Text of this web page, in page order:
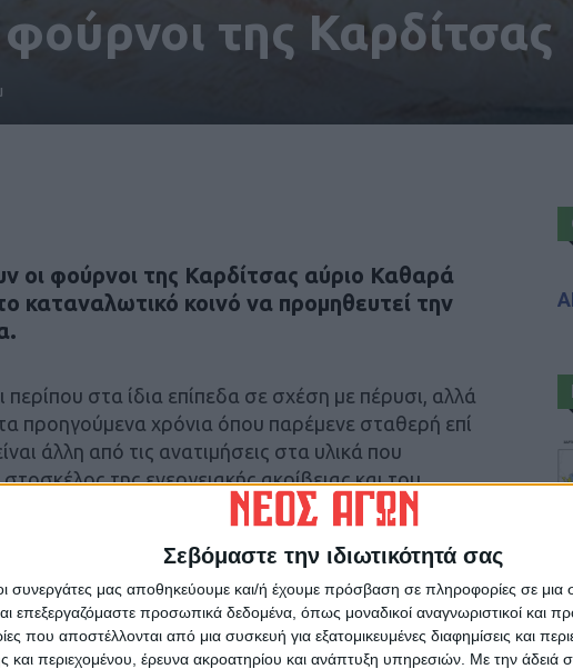
Σεβόμαστε την ιδιωτικότητά σας
οι συνεργάτες μας αποθηκεύουμε και/ή έχουμε πρόσβαση σε πληροφορίες σε
επεξεργαζόμαστε προσωπικά δεδομένα, όπως μοναδικοί αναγνωριστικοί και
που αποστέλλονται από μια συσκευή για εξατομικευμένες διαφημίσεις και
και περιεχομένου, έρευνα ακροατηρίου και ανάπτυξη υπηρεσιών. Με την άδειά
της Καρδίτσας
οι φούρνοι της Καρδίτσας αύριο Καθαρά
καταναλωτικό κοινό να προμηθευτεί την
περίπου στα ίδια επίπεδα σε σχέση με πέρυσι, αλλά
προηγούμενα χρόνια όπου παρέμενε σταθερή επί
άλλη από τις ανατιμήσεις στα υλικά που
της ενεργειακής ακρίβειας και του
παίζει πρωταγωνιστικό ρόλο στο νηστίσιμο